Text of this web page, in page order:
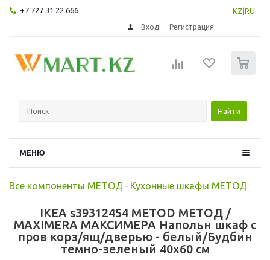
+7 727 31 22 666 KZ RU
Вход Регистрация
Найти
МЕНЮ
Все компоненты МЕТОД - Кухонные шкафы МЕТОД
IKEA s39312454 METOD МЕТОД /
MAXIMERA МАКСИМЕРА Напольн шкаф с
пров корз/ящ/дверью - белый/Будбин
темно-зеленый 40x60 см